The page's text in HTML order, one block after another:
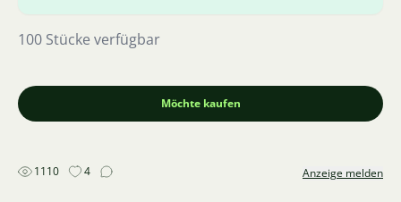
100 Stücke verfügbar
Möchte kaufen
1110 4 Anzeige melden